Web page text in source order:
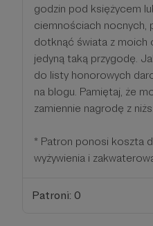
godzin pod księżycem
ciemnościach nocnych,
dotknąć świata z moich
jedyną taką przygodę.
do listy honorowych
na blogu. Pamiętaj, że
zamiennie nagrodę z
* Patron ponosi koszta
wyżywienia i
Patroni: 0